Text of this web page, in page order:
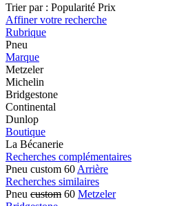
Trier par : Popularité Prix
Affiner votre recherche
Rubrique
Pneu
Marque
Metzeler
Michelin
Bridgestone
Continental
Dunlop
Boutique
La Bécanerie
Recherches complémentaires
Pneu custom 60 Arrière
Recherches similaires
Pneu custom 60 Metzeler